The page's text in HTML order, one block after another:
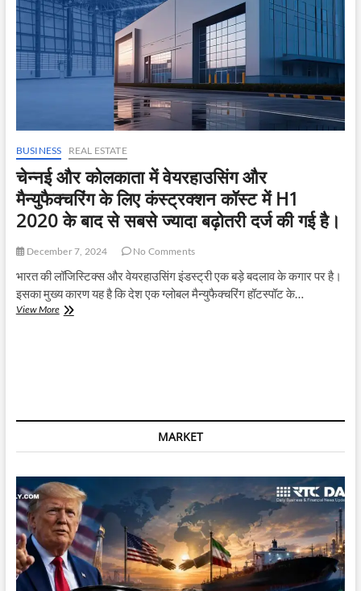
BUSINESS REAL ESTATE
चेन्नई और कोलकाता में वेयरहाउसिंग और
मैन्युफैक्चरिंग के लिए कंस्ट्रक्शन कॉस्ट में H1
2020 के बाद से सबसे ज्यादा बढ़ोतरी दर्ज की गई है।
December 7, 2024 No Comments
भारत की लॉजिस्टिक्स और वेयरहाउसिंग इंडस्ट्री एक बड़े बदलाव के कगार पर है।
इसका मुख्य कारण यह है कि देश एक ग्लोबल मैन्युफैक्चरिंग हॉटस्पॉट के…
View Moreचेन्नई
लिए
कॉस्ट
H1
2020
के
बाद
से
सबसे
ज्यादा
बढ़ोतरी
MARKET